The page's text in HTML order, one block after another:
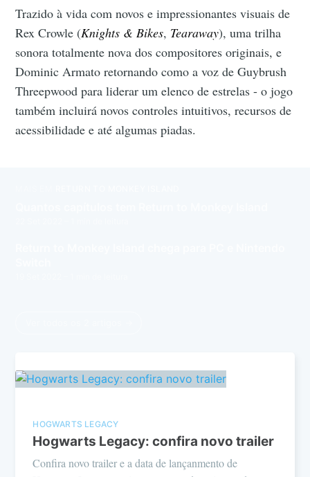
Trazido à vida com novos e impressionantes visuais de
Rex Crowle (Knights & Bikes, Tearaway), uma trilha
sonora totalmente nova dos compositores originais, e
Dominic Armato retornando como a voz de Guybrush
Threepwood para liderar um elenco de estrelas - o jogo
também incluirá novos controles intuitivos, recursos de
acessibilidade e até algumas piadas.
HOGWARTS LEGACY
Hogwarts Legacy: confira novo trailer
Confira novo trailer e a data de lançanmento de